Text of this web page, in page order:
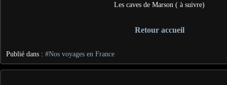
Les caves de Marson ( à suivre)
Retour accueil
Publié dans : #Nos voyages en France